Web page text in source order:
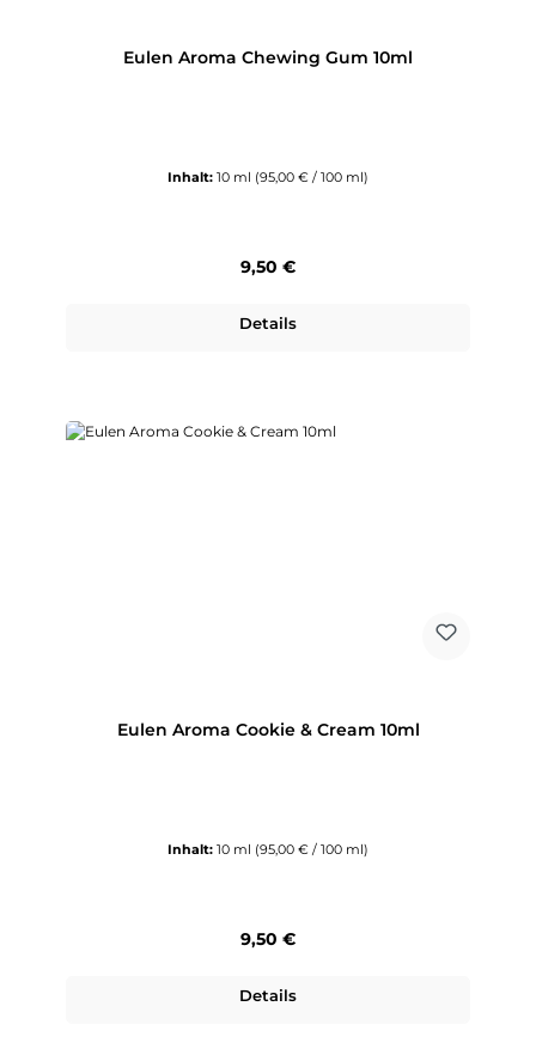
Eulen Aroma Chewing Gum 10ml
Inhalt: 10 ml (95,00 € / 100 ml)
Regulärer Preis:
9,50 €
Details
Eulen Aroma Cookie & Cream 10ml
Inhalt: 10 ml (95,00 € / 100 ml)
Regulärer Preis:
9,50 €
Details